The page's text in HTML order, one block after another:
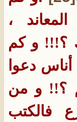
،
؟!!! و كم
دعوا
؟!! و من
فالكتب